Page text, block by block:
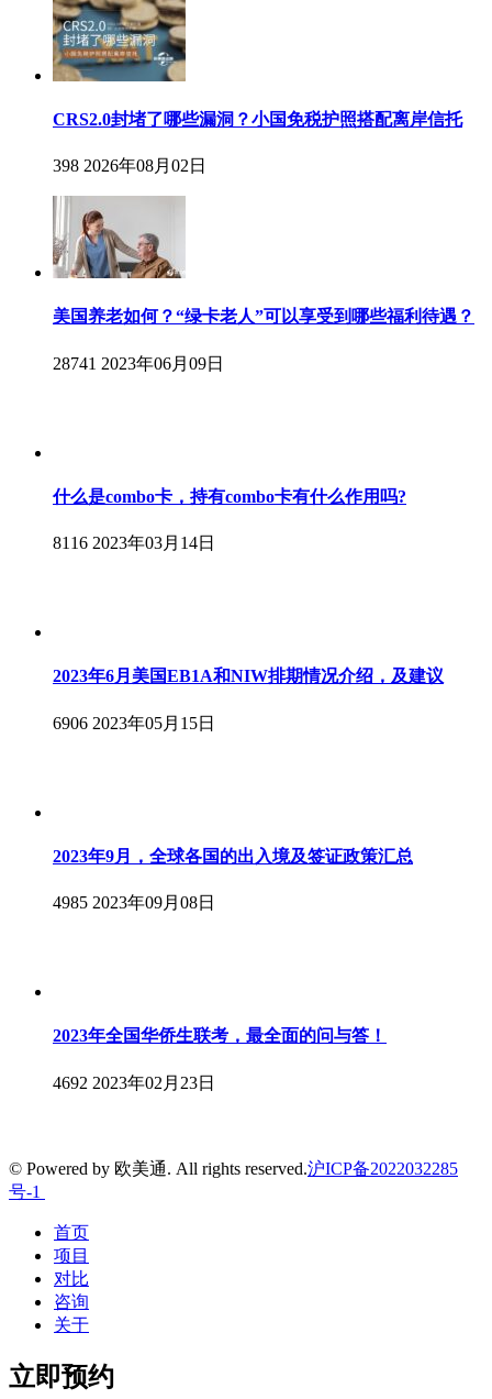
CRS2.0封堵了哪些漏洞？小国免税护照搭配离岸信托
398 2026年08月02日
美国养老如何？“绿卡老人”可以享受到哪些福利待遇？
28741 2023年06月09日
什么是combo卡，持有combo卡有什么作用吗?
8116 2023年03月14日
2023年6月美国EB1A和NIW排期情况介绍，及建议
6906 2023年05月15日
2023年9月，全球各国的出入境及签证政策汇总
4985 2023年09月08日
2023年全国华侨生联考，最全面的问与答！
4692 2023年02月23日
© Powered by 欧美通. All rights reserved.沪ICP备2022032285
号-1
首页
项目
对比
咨询
关于
立即预约